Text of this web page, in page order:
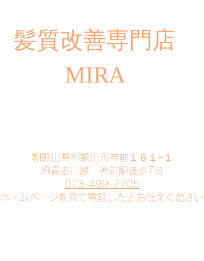
​髪質改善専門店
MIRA
​和歌山県和歌山市神前１６１−１
JR貴志川線 神前駅徒歩7分
073-499-7705
​ホームページを見て電話したとお伝えください